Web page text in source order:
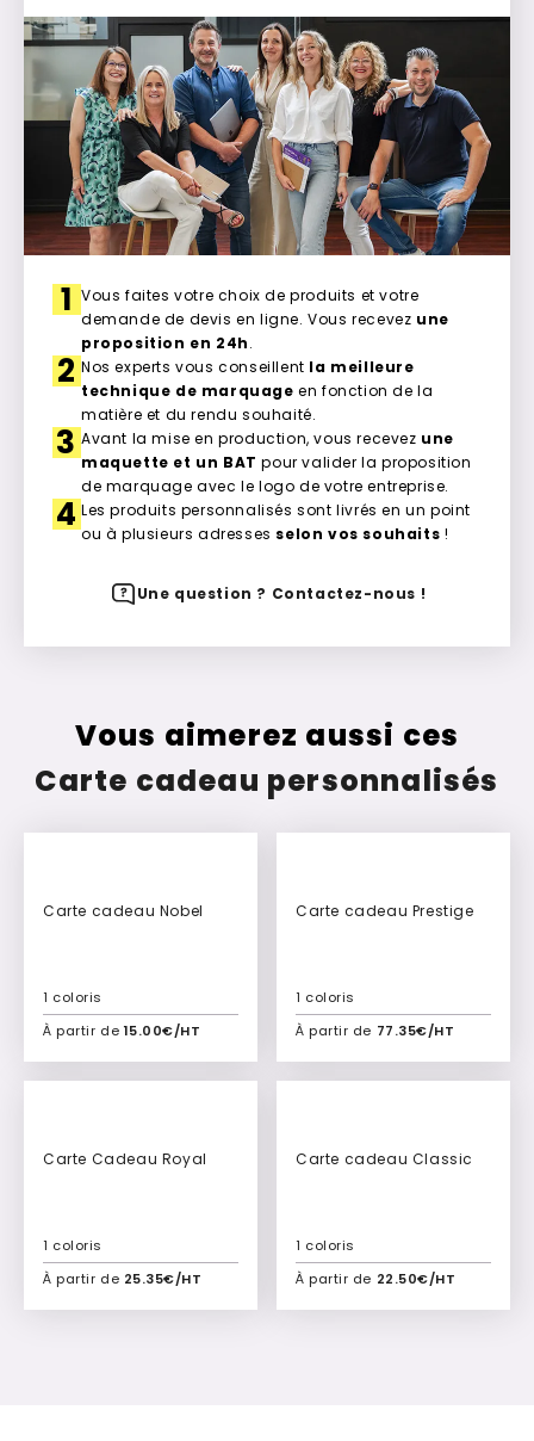
1 Vous faites votre choix de produits et votre
demande de devis en ligne. Vous recevez une
proposition en 24h.
2 Nos experts vous conseillent la meilleure
technique de marquage en fonction de la
matière et du rendu souhaité.
3 Avant la mise en production, vous recevez une
maquette et un BAT pour valider la proposition
de marquage avec le logo de votre entreprise.
4 Les produits personnalisés sont livrés en un point
ou à plusieurs adresses selon vos souhaits !
Une question ? Contactez-nous !
Vous aimerez aussi ces
Carte cadeau personnalisés
Carte cadeau Nobel
À partir de 15.00€/HT
1 coloris
Ajouter à mon devis
Carte cadeau Prestige
À partir de 77.35€/HT
1 coloris
Ajouter à mon devis
Carte Cadeau Royal
À partir de 25.35€/HT
1 coloris
Ajouter à mon devis
Carte cadeau Classic
À partir de 22.50€/HT
1 coloris
Ajouter à mon devis